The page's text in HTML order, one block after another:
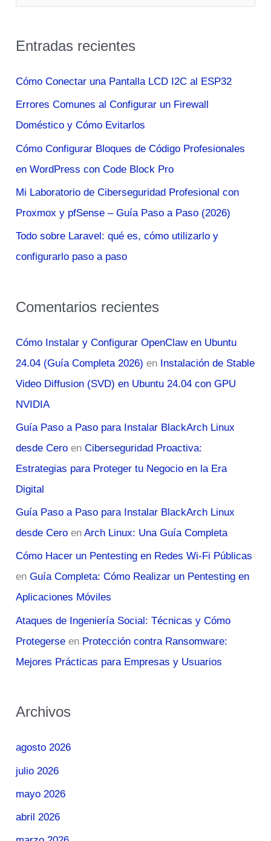
u
c
p
o
r
:
Entradas recientes
Cómo Conectar una Pantalla LCD I2C al ESP32
Errores Comunes al Configurar un Firewall
Doméstico y Cómo Evitarlos
Cómo Configurar Bloques de Código Profesionales
en WordPress con Code Block Pro
Mi Laboratorio de Ciberseguridad Profesional con
Proxmox y pfSense – Guía Paso a Paso (2026)
Todo sobre Laravel: qué es, cómo utilizarlo y
configurarlo paso a paso
Comentarios recientes
Cómo Instalar y Configurar OpenClaw en Ubuntu
24.04 (Guía Completa 2026) en Instalación de Stable
Video Diffusion (SVD) en Ubuntu 24.04 con GPU
NVIDIA
Guía Paso a Paso para Instalar BlackArch Linux
desde Cero enCiberseguridad Proactiva:
Estrategias para Proteger tu Negocio en la Era
Digital
Guía Paso a Paso para Instalar BlackArch Linux
desde Cero enArch Linux: Una Guía Completa
Cómo Hacer un Pentesting en Redes Wi-Fi Públicas
enGuía Completa: Cómo Realizar un Pentesting en
Aplicaciones Móviles
Ataques de Ingeniería Social: Técnicas y Cómo
Protegerse en Protección contra Ransomware:
Mejores Prácticas para Empresas y Usuarios
Archivos
agosto 2026
julio 2026
mayo 2026
abril 2026